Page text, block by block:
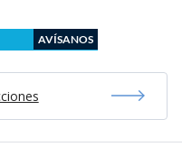
AVÍSANOS